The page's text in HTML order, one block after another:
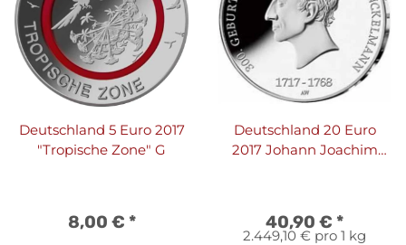
Deutschland 5 Euro 2017
"Tropische Zone" G
8,00 € *
Deutschland 20 Euro
2017 Johann Joachim
40,90 € *
2.449,10 € pro 1 kg